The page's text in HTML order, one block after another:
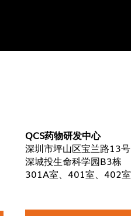
QCS药物研发中心
深圳市坪山区宝兰路13号
深城投生命科学园B3栋
301A室、401室、402室